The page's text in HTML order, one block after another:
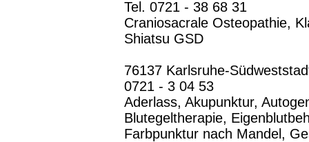
Tel. 0721 - 38 68 31
Craniosacrale Osteopathie,
Shiatsu GSD
76137 Karlsruhe-
0721 - 3 04 53
Aderlass, Akupunktur,
Blutegeltherapie,
Farbpunktur nach Mandel,